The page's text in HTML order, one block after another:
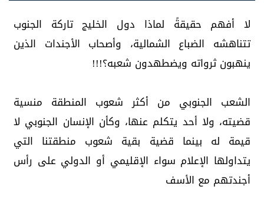
لا أفهم حقيقةً لماذا دول الخليج تاركة الجنوب
تتناهشه الضباع الشمالية، وأصحاب الأجندات الذين
ينهبون ثرواته ويضطهدون شعبه؟!!!
الشعب الجنوبي من أكثر شعوب المنطقة منسية
قضيته، ولا أحد يتكلم عنها، وكأن الإنسان الجنوبي لا
قيمة له بينما قضية بقية شعوب منطقتنا التي
يتداولها الإعلام سواء الإقليمي أو الدولي على رأس
أجندتهم مع الأسف